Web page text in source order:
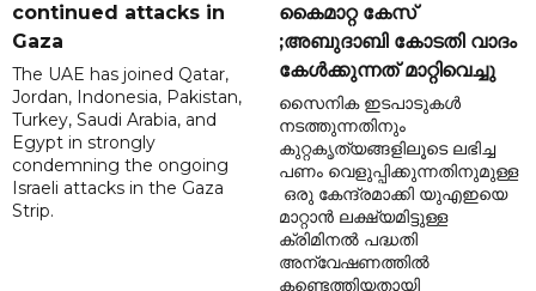
continued attacks in
Gaza
The UAE has joined Qatar,
Jordan, Indonesia, Pakistan,
Turkey, Saudi Arabia, and
Egypt in strongly
condemning the ongoing
Israeli attacks in the Gaza
Strip.
കൈമാറ്റ കേസ്
;അബുദാബി കോടതി വാദം
കേൾക്കുന്നത് മാറ്റിവെച്ചു
സൈനിക ഇടപാടുകൾ
നടത്തുന്നതിനും
കുറ്റകൃത്യങ്ങളിലൂടെ ലഭിച്ച
പണം വെളുപ്പിക്കുന്നതിനുമുള്ള
ഒരു കേന്ദ്രമാക്കി യുഎഇയെ
മാറ്റാൻ ലക്ഷ്യമിട്ടുള്ള
ക്രിമിനൽ പദ്ധതി
അന്വേഷണത്തിൽ
കണ്ടെത്തിയതായി